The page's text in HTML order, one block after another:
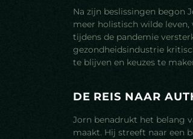
Na zijn beslissingen begon
meer holistisch wilde
tijdens de pandemie
gezondheidsindustrie
te blijven en keuzes te
DE REIS NAAR AUT
Jorn benadrukt het belang
maakt. Hij streeft naar een